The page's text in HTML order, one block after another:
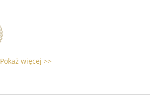
Pokaż więcej >>